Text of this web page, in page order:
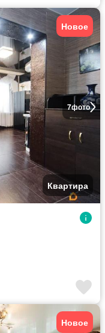
7фото
Новое
Квартира
Новое